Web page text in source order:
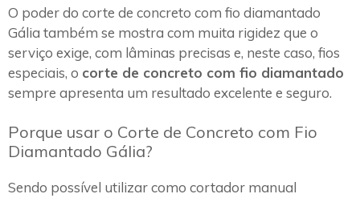
O poder do corte de concreto com fio diamantado
Gália também se mostra com muita rigidez que o
serviço exige, com lâminas precisas e, neste caso, fios
especiais, o corte de concreto com fio diamantado
sempre apresenta um resultado excelente e seguro.
Porque usar o Corte de Concreto com Fio
Diamantado Gália?
Sendo possível utilizar como cortador manual